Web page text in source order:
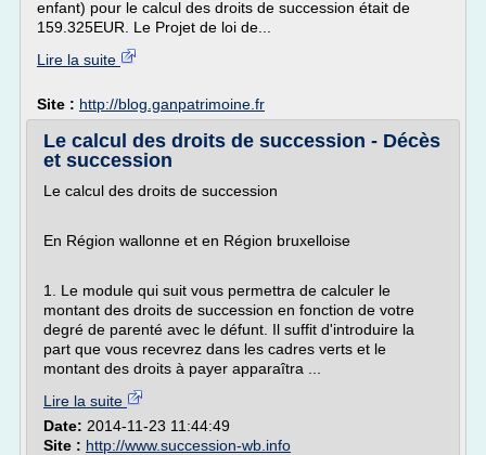
enfant) pour le calcul des droits de succession était de
159.325EUR. Le Projet de loi de...
Lire la suite
Site : http://blog.ganpatrimoine.fr
Le calcul des droits de succession - Décès
et succession
Le calcul des droits de succession
En Région wallonne et en Région bruxelloise
1. Le module qui suit vous permettra de calculer le
montant des droits de succession en fonction de votre
degré de parenté avec le défunt. Il suffit d'introduire la
part que vous recevrez dans les cadres verts et le
montant des droits à payer apparaîtra ...
Lire la suite
Date: 2014-11-23 11:44:49
Site : http://www.succession-wb.info